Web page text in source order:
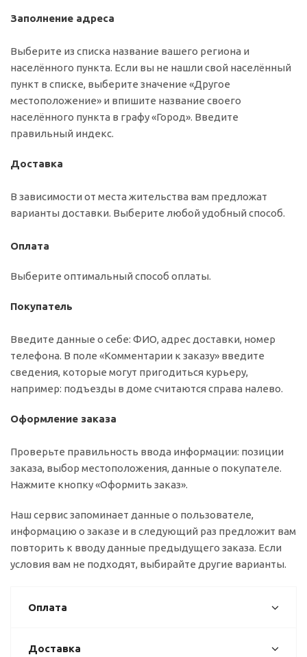
Заполнение адреса
Выберите из списка название вашего региона и
населённого пункта. Если вы не нашли свой населённый
пункт в списке, выберите значение «Другое
местоположение» и впишите название своего
населённого пункта в графу «Город». Введите
правильный индекс.
Доставка
В зависимости от места жительства вам предложат
варианты доставки. Выберите любой удобный способ.
Оплата
Выберите оптимальный способ оплаты.
Покупатель
Введите данные о себе: ФИО, адрес доставки, номер
телефона. В поле «Комментарии к заказу» введите
сведения, которые могут пригодиться курьеру,
например: подъезды в доме считаются справа налево.
Оформление заказа
Проверьте правильность ввода информации: позиции
заказа, выбор местоположения, данные о покупателе.
Нажмите кнопку «Оформить заказ».
Наш сервис запоминает данные о пользователе,
информацию о заказе и в следующий раз предложит вам
повторить к вводу данные предыдущего заказа. Если
условия вам не подходят, выбирайте другие варианты.
Оплата
Доставка